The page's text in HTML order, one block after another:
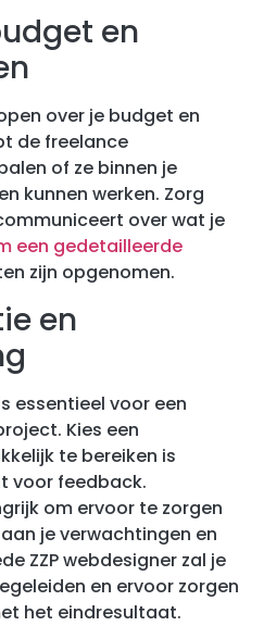
en
over je budget en
de freelance
of ze binnen je
kunnen werken. Zorg
over wat je
een gedetailleerde
zijn opgenomen.
en
essentieel voor een
Kies een
te bereiken is
voor feedback.
om ervoor te zorgen
je verwachtingen en
ZZP webdesigner zal je
en ervoor zorgen
het eindresultaat.